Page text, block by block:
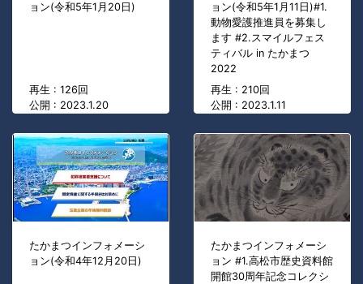
ョン(令和5年1月20日)
再生 : 126回
公開 : 2023.1.20
ョン(令和5年1月11日)#1.
動物愛護推進員を募集し
ます #2.スマイルフェス
ティバル in たかまつ
2022
再生 : 210回
公開 : 2023.1.11
たかまつインフォメーシ
ョン(令和4年12月20日)
たかまつインフォメーシ
ョン #1.高松市歴史資料館
開館30周年記念コレクシ